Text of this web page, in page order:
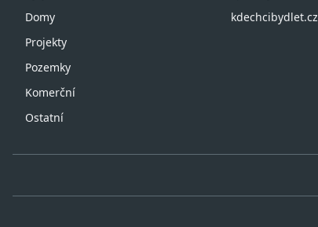
Domy
Projekty
Pozemky
Komerční
Ostatní
kdechcibydlet.cz